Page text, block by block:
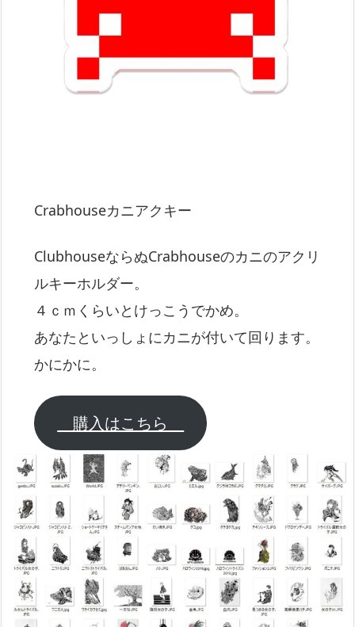
Crabhouseカニアクキー
ClubhouseならぬCrabhouseのカニのアクリ
ルキーホルダー。
４ｃｍくらいとけっこうでかめ。
あなたといっしょにカニが付いて回ります。
かにかに。
購入はこちら